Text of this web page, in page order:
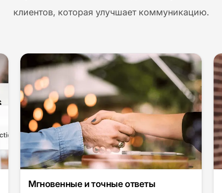
клиентов, которая улучшает коммуникацию.
Мгновенные и точные ответы